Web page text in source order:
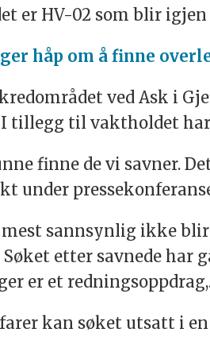
er HV-02 som blir igjen
håp om å finne
ved Ask i
tillegg til vaktholdet
finne de vi savner.
under
sannsynlig ikke
etter savnede har
er et
kan søket utsatt i